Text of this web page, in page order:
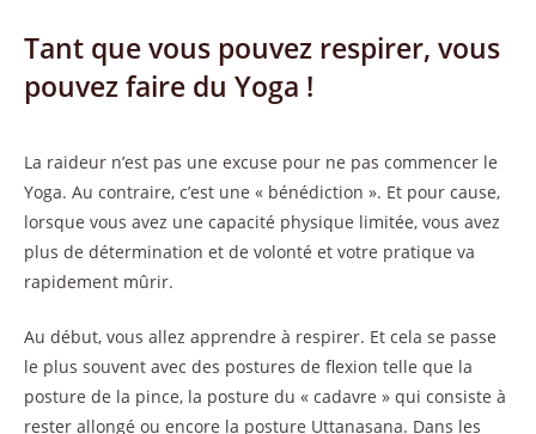
Tant que vous pouvez respirer, vous
pouvez faire du Yoga !
La raideur n’est pas une excuse pour ne pas commencer le
Yoga. Au contraire, c’est une « bénédiction ». Et pour cause,
lorsque vous avez une capacité physique limitée, vous avez
plus de détermination et de volonté et votre pratique va
rapidement mûrir.
Au début, vous allez apprendre à respirer. Et cela se passe
le plus souvent avec des postures de flexion telle que la
posture de la pince, la posture du « cadavre » qui consiste à
rester allongé ou encore la posture Uttanasana. Dans les